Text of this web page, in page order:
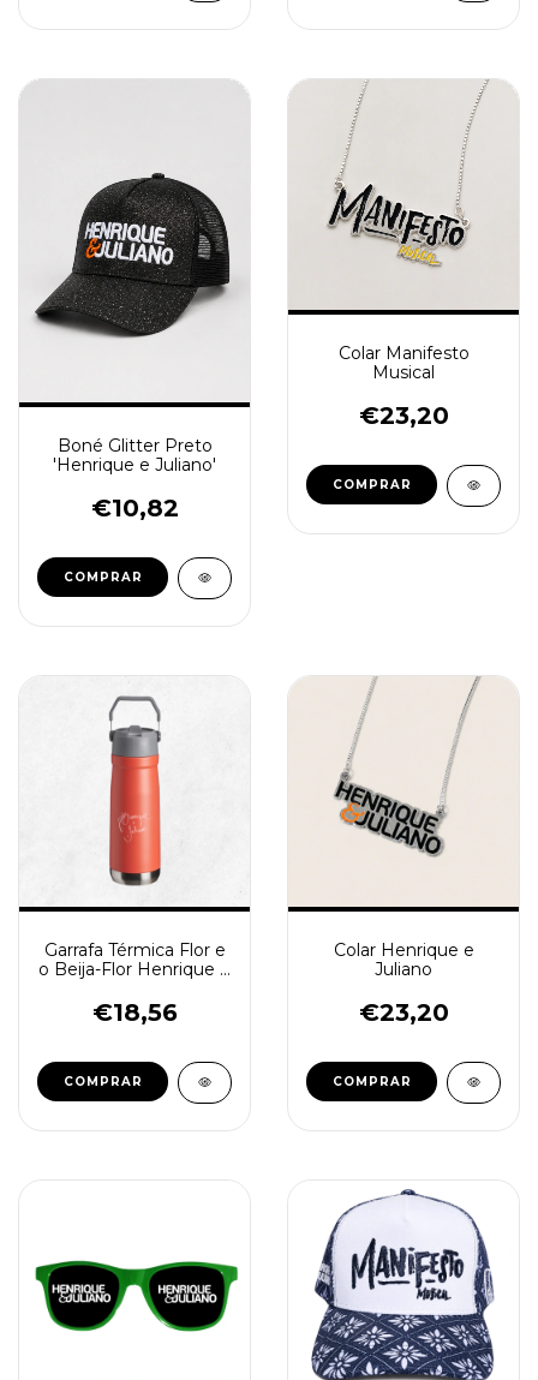
Boné Glitter Preto
'Henrique e Juliano'
€10,82
Colar Manifesto
Musical
€23,20
Garrafa Térmica Flor e
o Beija-Flor Henrique e
€18,56
Colar Henrique e
Juliano
€23,20